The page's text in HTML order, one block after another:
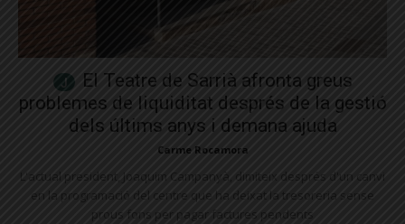
El Teatre de Sarrià afronta greus
problemes de liquiditat després de la gestió
dels últims anys i demana ajuda
Carme Rocamora
L'actual president, Joaquim Campanyà, dimiteix després d'un canvi
en la programació del centre que ha deixat la tresoreria sense
prous fons per pagar factures pendents